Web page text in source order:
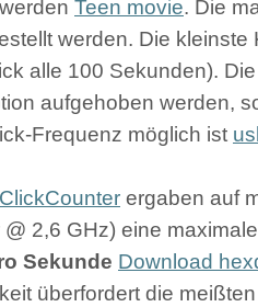
Teen movie. Die
werden. Die kleinste
alle 100 Sekunden).
aufgehoben werden,
Frequenz möglich ist
ClickCounter ergaben auf
2,6 GHz) eine
Sekunde Download
überfordert die